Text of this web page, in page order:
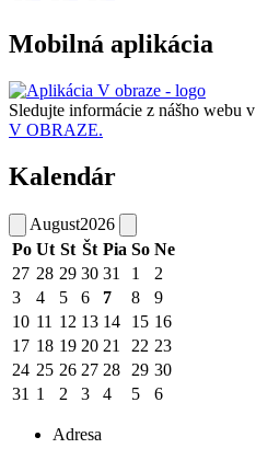
Mobilná aplikácia
Sledujte informácie z nášho webu v
V OBRAZE.
Kalendár
August2026
Po Ut St Št Pia So Ne
27 28 29 30 31 1
2
3
4 5 6 7 8
9
10 11 12 13 14 15 16
17 18 19 20 21 22 23
24 25 26 27 28 29 30
31 1 2 3 4 5 6
Adresa